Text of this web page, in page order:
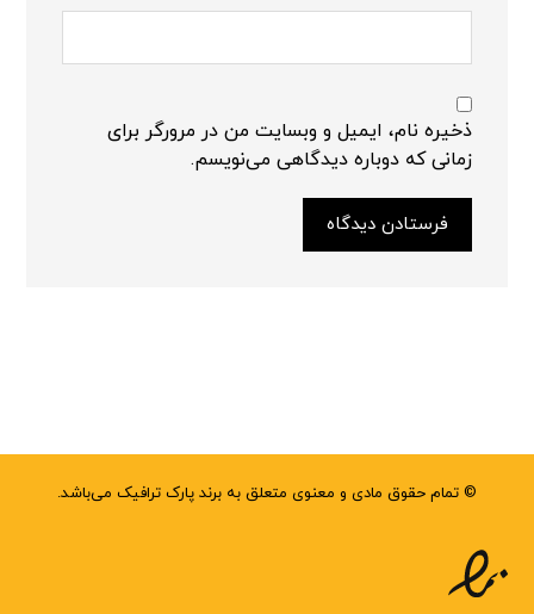
ذخیره نام، ایمیل و وبسایت من در مرورگر برای
زمانی که دوباره دیدگاهی می‌نویسم.
فرستادن دیدگاه
© تمام حقوق مادی و معنوی متعلق به برند پارک ترافیک می‌باشد.